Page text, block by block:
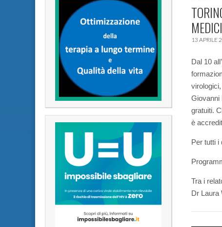
13 APRILE
Dal 10
Giovanni
gratuiti.
è
Per tutti i
Tra i
Dr Laura